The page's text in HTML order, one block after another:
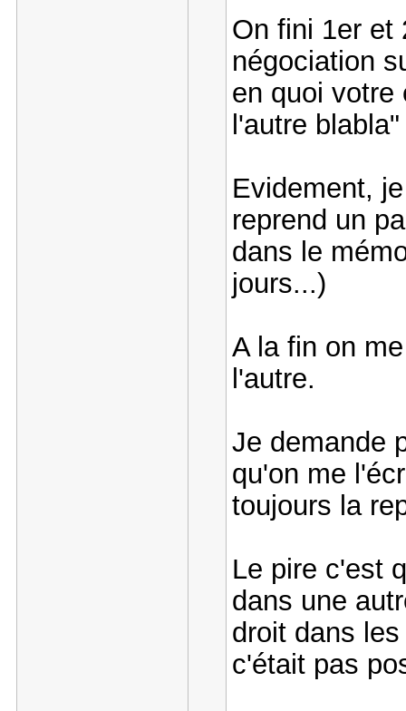
On fini 1er et
négociation
en quoi votre
l'autre blabla"
Evidement,
reprend un
dans le
jours...)
A la fin on
l'autre.
Je demande
qu'on me
toujours la
Le pire c'est
dans une
droit dans
c'était pas